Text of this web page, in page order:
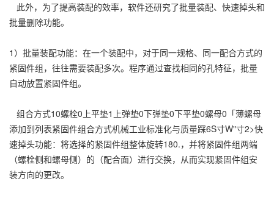
此外，为了提高装配的效率，软件还研究了批量装配、快速掉头和
批量删除功能。
1）批量装配功能：在一个装配中，对于同一规格、同一配合方式的
紧固件组，往往需要装配多次。程序通过查找相同的孔特征，批量
自动放置紧固件组。
组合方式10螺栓0上平垫1上弹垫0下弹垫0下平垫0螺母0「薄螺母
添加到列表紧固件组合方式机械工业标准化与质量踩6S寸W"寸2>快
速掉头功能：将选择的紧固件组整体旋转180.，并将紧固件组两端
（螺栓侧和螺母侧）的（配合面）进行交换，从而实现紧固件组安
装方向的更改。